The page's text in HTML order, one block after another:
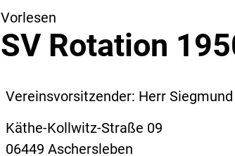
Vorlesen
SV Rotation
Vereinsvorsitzender: Herr Siegmund
Käthe-Kollwitz-Straße 09
06449 Aschersleben